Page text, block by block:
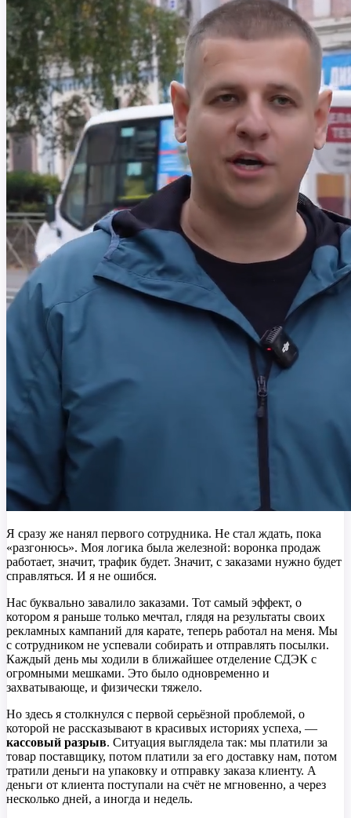
Я сразу же нанял первого сотрудника. Не стал ждать, пока
«разгонюсь». Моя логика была железной: воронка продаж
работает, значит, трафик будет. Значит, с заказами нужно будет
справляться. И я не ошибся.
Нас буквально завалило заказами. Тот самый эффект, о
котором я раньше только мечтал, глядя на результаты своих
рекламных кампаний для карате, теперь работал на меня. Мы
с сотрудником не успевали собирать и отправлять посылки.
Каждый день мы ходили в ближайшее отделение СДЭК с
огромными мешками. Это было одновременно и
захватывающе, и физически тяжело.
Но здесь я столкнулся с первой серьёзной проблемой, о
которой не рассказывают в красивых историях успеха, —
кассовый разрыв. Ситуация выглядела так: мы платили за
товар поставщику, потом платили за его доставку нам, потом
тратили деньги на упаковку и отправку заказа клиенту. А
деньги от клиента поступали на счёт не мгновенно, а через
несколько дней, а иногда и недель.